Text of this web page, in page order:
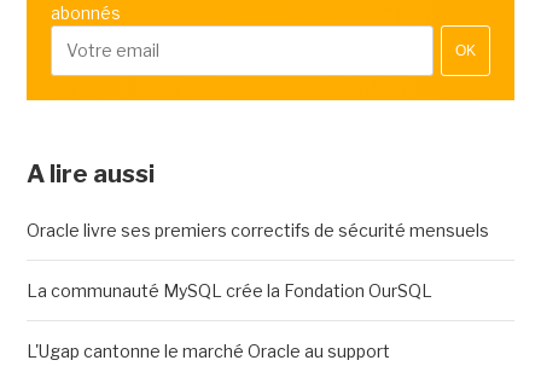
abonnés
OK
A lire aussi
Oracle livre ses premiers correctifs de sécurité mensuels
La communauté MySQL crée la Fondation OurSQL
L'Ugap cantonne le marché Oracle au support